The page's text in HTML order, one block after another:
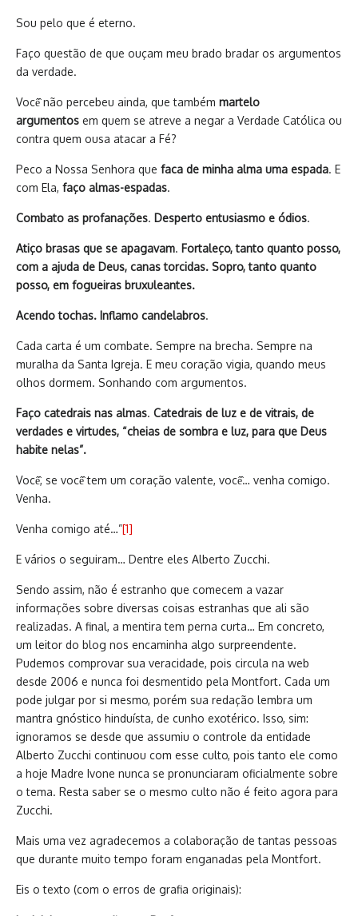
Sou pelo que é eterno.
Faço questão de que ouçam meu brado bradar os argumentos
da verdade.
Você̂ não percebeu ainda, que também martelo
argumentos em quem se atreve a negar a Verdade Católica ou
contra quem ousa atacar a Fé?
Peco a Nossa Senhora que faca de minha alma uma espada. E
com Ela, faço almas-espadas.
Combato as profanações. Desperto entusiasmo e ódios.
Atiço brasas que se apagavam. Fortaleço, tanto quanto posso,
com a ajuda de Deus, canas torcidas. Sopro, tanto quanto
posso, em fogueiras bruxuleantes.
Acendo tochas. Inflamo candelabros.
Cada carta é um combate. Sempre na brecha. Sempre na
muralha da Santa Igreja. E meu coração vigia, quando meus
olhos dormem. Sonhando com argumentos.
Faço catedrais nas almas. Catedrais de luz e de vitrais, de
verdades e virtudes, “cheias de sombra e luz, para que Deus
habite nelas”.
Você̂, se você̂ tem um coração valente, você̂… venha comigo.
Venha.
Venha comigo até…”[1]
E vários o seguiram… Dentre eles Alberto Zucchi.
Sendo assim, não é estranho que comecem a vazar
informações sobre diversas coisas estranhas que ali são
realizadas. A final, a mentira tem perna curta… Em concreto,
um leitor do blog nos encaminha algo surpreendente.
Pudemos comprovar sua veracidade, pois circula na web
desde 2006 e nunca foi desmentido pela Montfort. Cada um
pode julgar por si mesmo, porém sua redação lembra um
mantra gnóstico hinduísta, de cunho exotérico. Isso, sim:
ignoramos se desde que assumiu o controle da entidade
Alberto Zucchi continuou com esse culto, pois tanto ele como
a hoje Madre Ivone nunca se pronunciaram oficialmente sobre
o tema. Resta saber se o mesmo culto não é feito agora para
Zucchi.
Mais uma vez agradecemos a colaboração de tantas pessoas
que durante muito tempo foram enganadas pela Montfort.
Eis o texto (com o erros de grafia originais):